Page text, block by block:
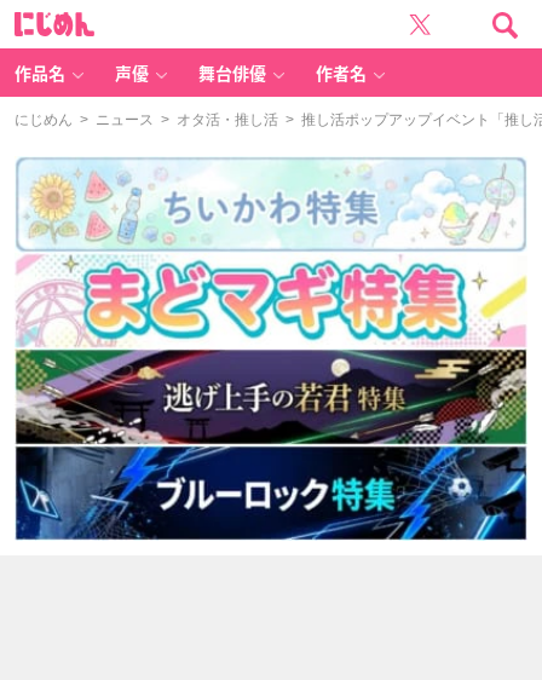
作品名 声優 舞台俳優 作者名
にじめん > ニュース > オタ活・推し活 > 推し活ポップアップイベント「推し